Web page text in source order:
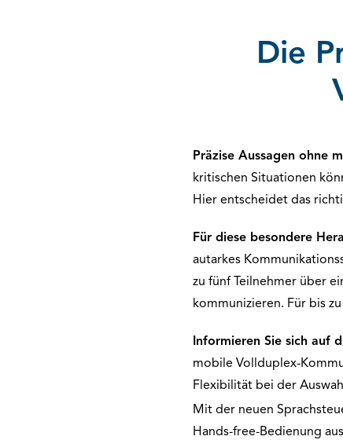
Die
Präzise Aussagen ohne
kritischen Situationen
Hier entscheidet das
Für diese besondere
autarkes
zu fünf Teilnehmer über
kommunizieren. Für bis
Informieren Sie sich auf
mobile Vollduplex-
Flexibilität bei der
Mit der neuen
Hands-free-Bedienung